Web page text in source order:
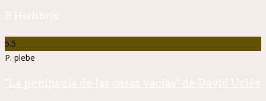
P. Hislibris
5.5
P. plebe
"La península de las casas vacías" de David Uclés